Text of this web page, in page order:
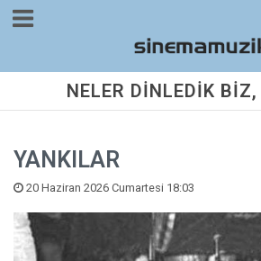
NELER DİNLEDİK BİZ,
YANKILAR
20 Haziran 2026 Cumartesi 18:03